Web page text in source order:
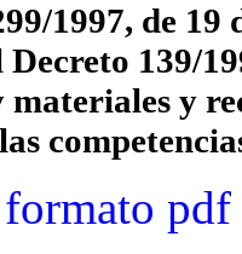
1997, de 19
139/
materiales y
formato pdf